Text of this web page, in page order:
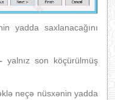
yadda saxlanacağını
yalnız son köçürülmüş
neçə nüsxənin yadda